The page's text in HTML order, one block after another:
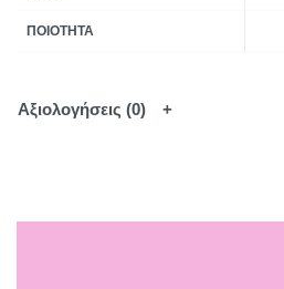
ΠΟΙΌΤΗΤΑ
Αξιολογήσεις (0)